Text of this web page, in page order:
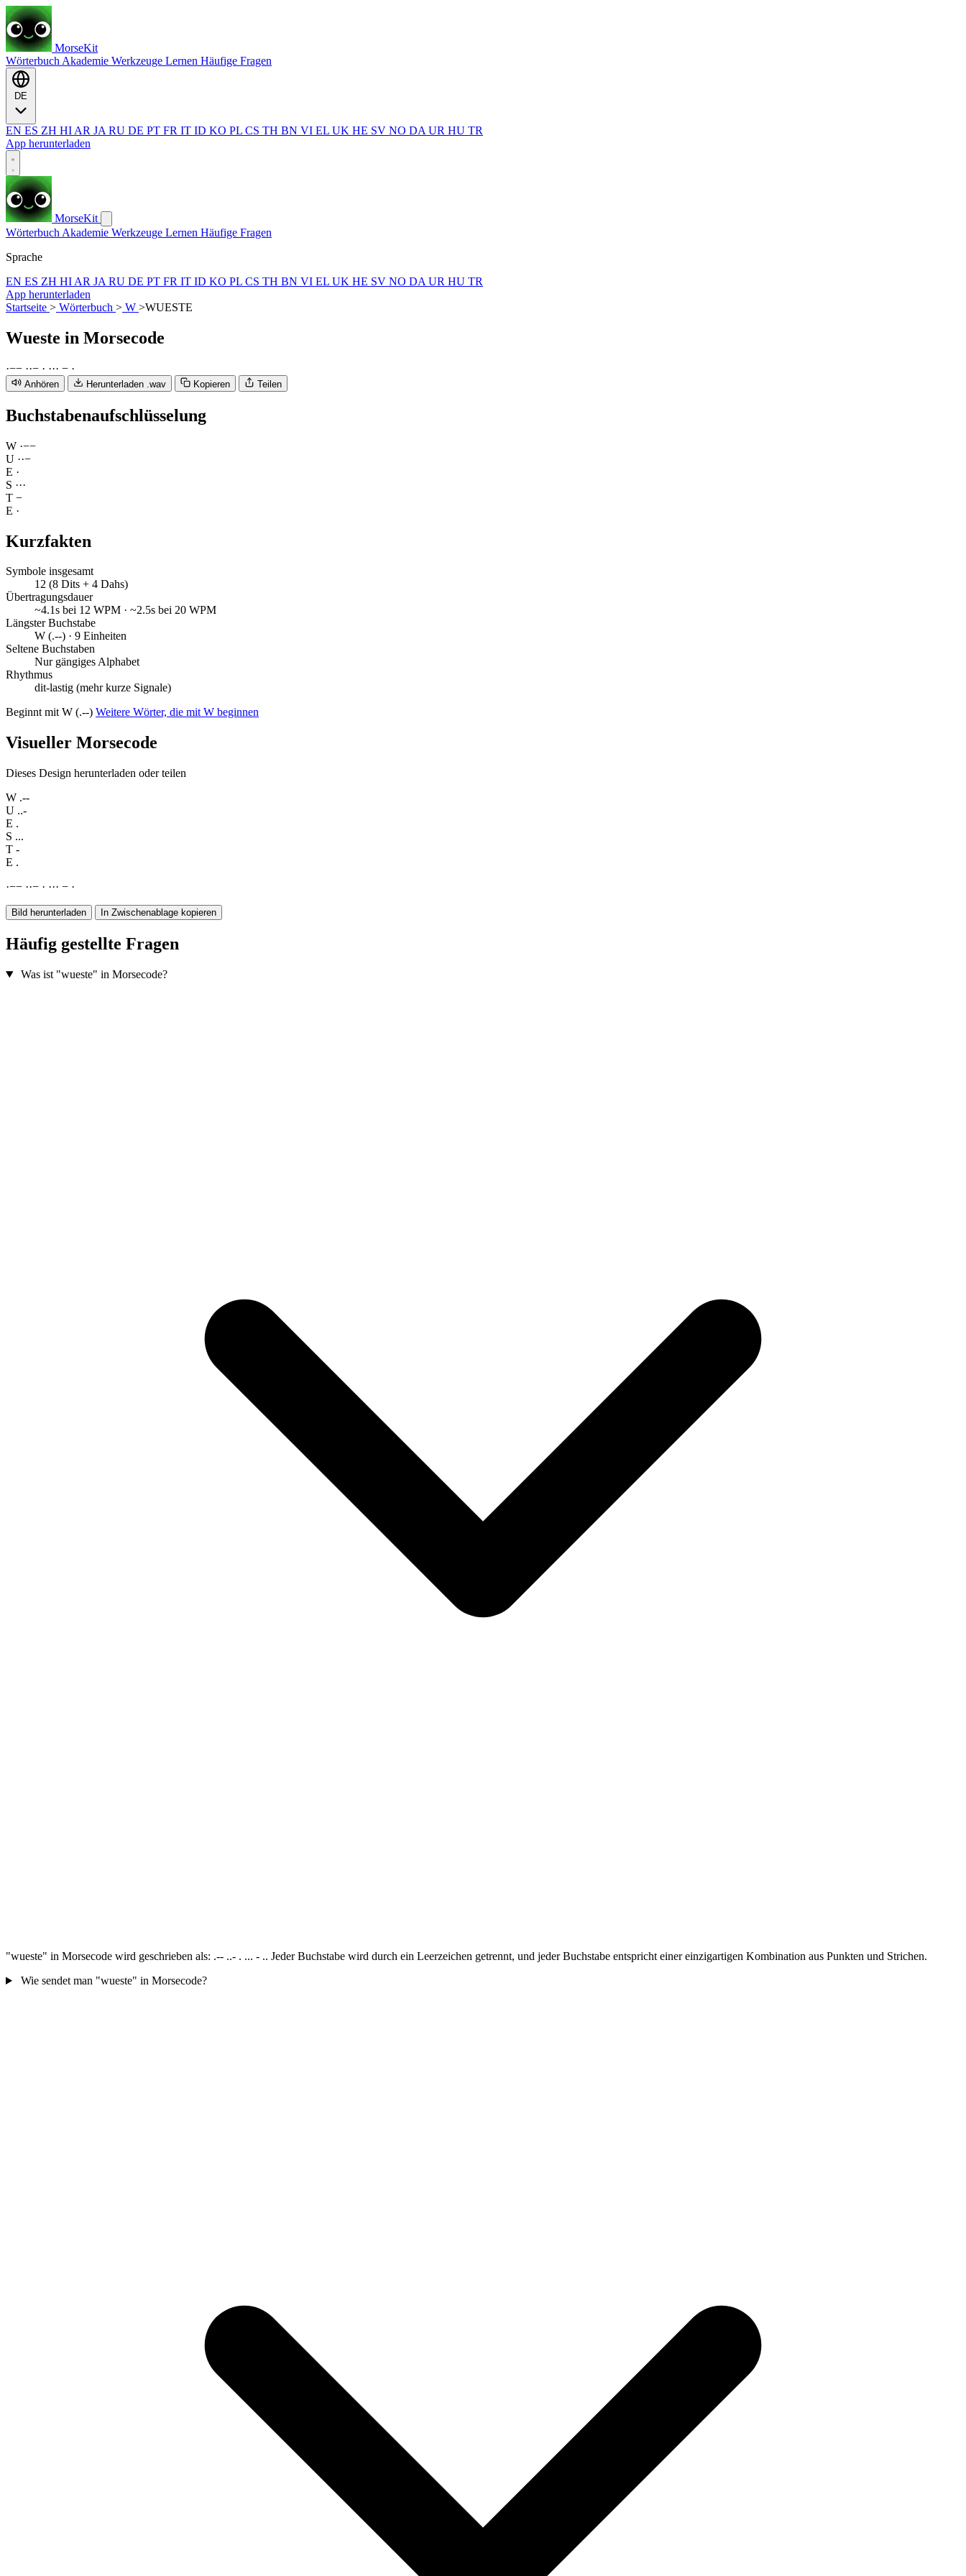
MorseKit
Wörterbuch Akademie Werkzeuge Lernen Häufige Fragen
EN ES ZH HI AR JA RU DE PT FR IT ID KO PL CS TH BN VI EL UK HE SV NO DA UR HU TR
App herunterladen
MorseKit
Wörterbuch Akademie Werkzeuge Lernen Häufige Fragen
Sprache
EN ES ZH HI AR JA RU DE PT FR IT ID KO PL CS TH BN VI EL UK HE SV NO DA UR HU TR
App herunterladen
Startseite > Wörterbuch > W >WUESTE
Wueste in Morsecode
·−− ··− · ··· − ·
Anhören Herunterladen .wav Kopieren Teilen
Buchstabenaufschlüsselung
W ·−−
U ··−
E ·
S ···
T −
E ·
Kurzfakten
Symbole insgesamt
12 (8 Dits + 4 Dahs)
Übertragungsdauer
~4.1s bei 12 WPM · ~2.5s bei 20 WPM
Längster Buchstabe
W (.--) · 9 Einheiten
Seltene Buchstaben
Nur gängiges Alphabet
Rhythmus
dit-lastig (mehr kurze Signale)
Beginnt mit W (.--) Weitere Wörter, die mit W beginnen
Visueller Morsecode
Dieses Design herunterladen oder teilen
W .--
U ..-
E .
S ...
T -
E .
·−− ··− · ··· − ·
Bild herunterladen In Zwischenablage kopieren
Häufig gestellte Fragen
Was ist "wueste" in Morsecode?
"wueste" in Morsecode wird geschrieben als: .-- ..- . ... - .. Jeder Buchstabe wird durch ein Leerzeichen getrennt, und jeder Buchstabe entspricht einer einzigartigen Kombination aus Punkten und Strichen.
Wie sendet man "wueste" in Morsecode?